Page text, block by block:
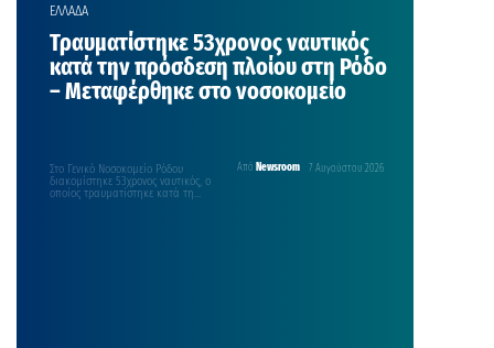
ΕΛΛΑΔΑ
Τραυματίστηκε 53χρονος ναυτικός
κατά την πρόσδεση πλοίου στη Ρόδο
– Μεταφέρθηκε στο νοσοκομείο
Από Newsroom 7 Αυγούστου 2026
Στο Γενικό Νοσοκομείο Ρόδου
διακομίστηκε 53χρονος ναυτικός, ο
οποίος τραυματίστηκε κατά τη